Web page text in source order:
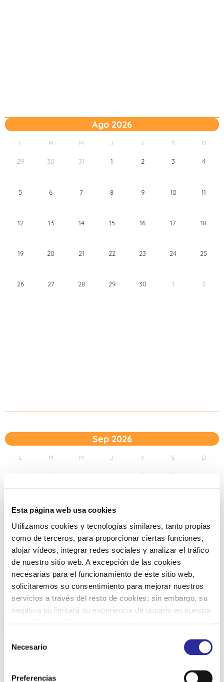
Esta página web usa cookies
Utilizamos cookies y tecnologías similares, tanto propias
como de terceros, para proporcionar ciertas funciones,
alojar vídeos, integrar redes sociales y analizar el tráfico
de nuestro sitio web. A excepción de las cookies
necesarias para el funcionamiento de este sitio web,
solicitaremos su consentimiento para mejorar nuestros
servicios a través del resto de cookies; sin embargo, su
negativa no limitará su experiencia de usuario en nuestra
más información, puede consultar nuestra
Política de
Necesario
Preferencias
Ago 2026
L M M J V S D
29 30 31 1 2 3 4
5 6 7 8 9 10 11
12 13 14 15 16 17 18
19 20 21 22 23 24 25
26 27 28 29 30 1 2
Sep 2026
L M M J V S D
2 3
5
12 13 14 15 16 17
22
26 27 28 29 30 1 2